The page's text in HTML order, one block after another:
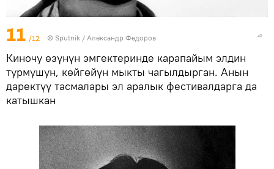
11 /12 © Sputnik / Александр Федоров
Киночу өзүнүн эмгектеринде карапайым элдин
турмушун, көйгөйүн мыкты чагылдырган. Анын
даректүү тасмалары эл аралык фестивалдарга да
катышкан